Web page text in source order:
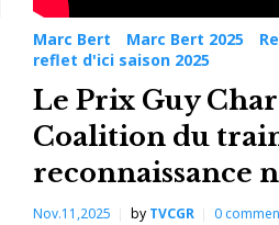
Marc Bert Marc Bert 2025
reflet d'ici saison 2025
Le Prix Guy
Coalition du
reconnaissance
Nov.11,2025 by TVCGR 0